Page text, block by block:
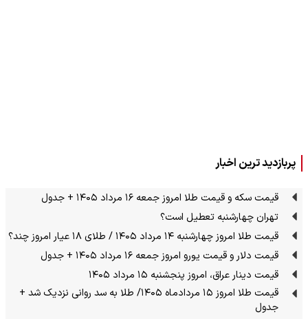
پربازدید ترین اخبار
قیمت سکه و قیمت طلا امروز جمعه ۱۶ مرداد ۱۴۰۵ + جدول
تهران چهارشنبه تعطیل است؟
قیمت طلا امروز چهارشنبه ۱۴ مرداد ۱۴۰۵ / طلای ۱۸ عیار امروز چند؟
قیمت دلار و قیمت یورو امروز جمعه ۱۶ مرداد ۱۴۰۵ + جدول
قیمت دینار عراق، امروز پنجشنبه ۱۵ مرداد ۱۴۰۵
قیمت طلا امروز ۱۵ مردادماه ۱۴۰۵/ طلا به سد روانی نزدیک شد +
جدول